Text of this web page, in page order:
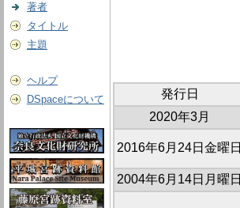
著者
タイトル
主題
ヘルプ
DSpaceについて
発行日
2020年3月
2016年6月24日金曜日
2004年6月14日月曜日